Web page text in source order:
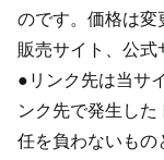
のです。価格は変
販売サイト、公式
●リンク先は当サ
ンク先で発生し
任を負わないもの